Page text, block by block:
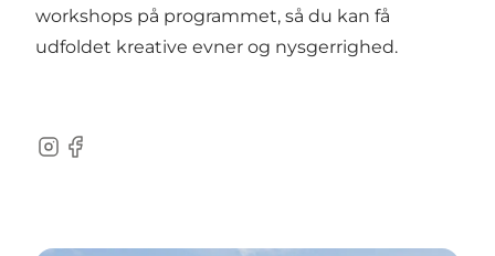
workshops på programmet, så du kan få
udfoldet kreative evner og nysgerrighed.
Instagram
Facebook